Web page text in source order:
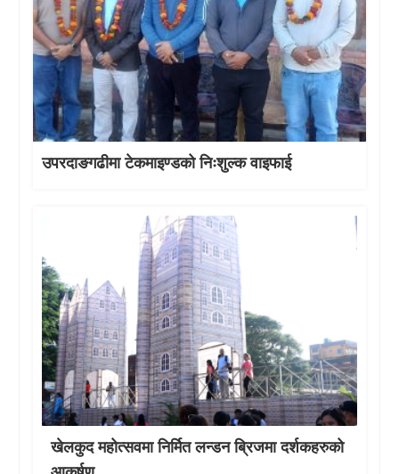
उपरदाङगढीमा टेकमाइण्डको निःशुल्क वाइफाई
खेलकुद महोत्सवमा निर्मित लन्डन ब्रिजमा दर्शकहरुको